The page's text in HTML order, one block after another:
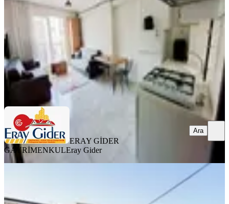
1+1·55 m² 3. Kat 06.08.2026
17.500 ₺
ERAY GİDER GAYRİMENKULEray Gider
ERAY GİDER
GAYRİMENKULEray Gider
Ara
Doğu Gazi Bulvarına Yakın 2+1
Eşyalı Klimalı Kiralık Daire